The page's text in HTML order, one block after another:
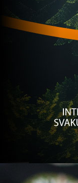
1 mjesec 3
A Selekcija
Evo zašto
Tahiroviću!